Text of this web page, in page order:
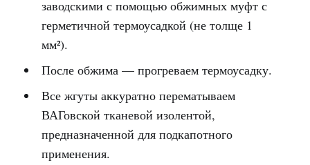
заводскими с помощью обжимных муфт с
герметичной термоусадкой (не толще 1
мм²).
После обжима — прогреваем термоусадку.
Все жгуты аккуратно перематываем
ВАГовской тканевой изолентой,
предназначенной для подкапотного
применения.